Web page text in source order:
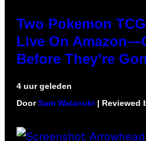
Two Pokemon
Live On
Before They’re
4 uur geleden
DoorSam Watanuki | Reviewed